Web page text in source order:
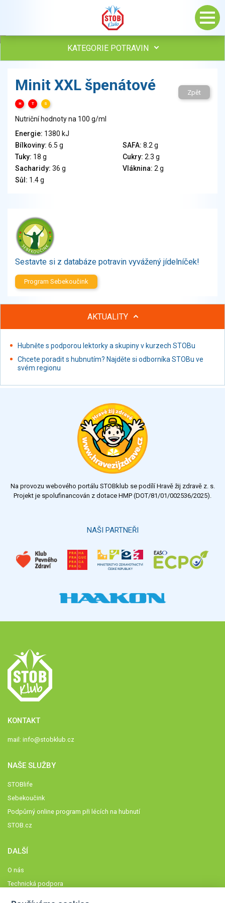
KATEGORIE POTRAVIN
Vejce
Mléko
Veganské a vegetariánské výrobky
Tuky
Obiloviny, mouka, cereální výrobky
Chléb, pečivo, křehké chleby, pufované výrobky
Ořechy, semena
Zelenina
Brambory, luštěniny, houby
Sladkosti, slané výrobky
Ochucovadla, přísady, sladidla
Proteinové výrobky, doplňky stravy
Nápoje alkoholické
Restaurace, jídelny, hotová jídla
Fastfood
Studená kuchyně, lahůdkářské výrobky
Minit XXL špenátové
H T S
Zpět
Nutriční hodnoty na 100 g/ml
Energie: 1380 kJ
Bílkoviny: 6.5 g SAFA: 8.2 g
Tuky: 18 g Cukry: 2.3 g
Sacharidy: 36 g Vláknina: 2 g
Sůl: 1.4 g
Sestavte si z databáze potravin vyvážený jídelníček!
Program Sebekoučink
AKTUALITY
Hubněte s podporou lektorky a skupiny v kurzech STOBu
Chcete poradit s hubnutím? Najděte si odborníka STOBu ve
svém regionu
Na provozu webového portálu STOBklub se podílí Hravě žij zdravě z. s.
Projekt je spolufinancován z dotace HMP (DOT/81/01/002536/2025).
NAŠI PARTNEŘI
KONTAKT
mail: info@stobklub.cz
NAŠE SLUŽBY
STOBlife
Sebekoučink
Podpůrný online program při lécích na hubnutí
STOB.cz
DALŠÍ
O nás
Technická podpora